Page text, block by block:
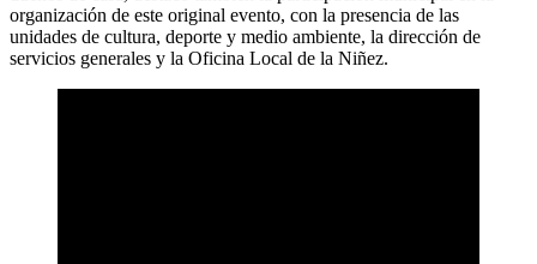
organización de este original evento, con la presencia de las
unidades de cultura, deporte y medio ambiente, la dirección de
servicios generales y la Oficina Local de la Niñez.